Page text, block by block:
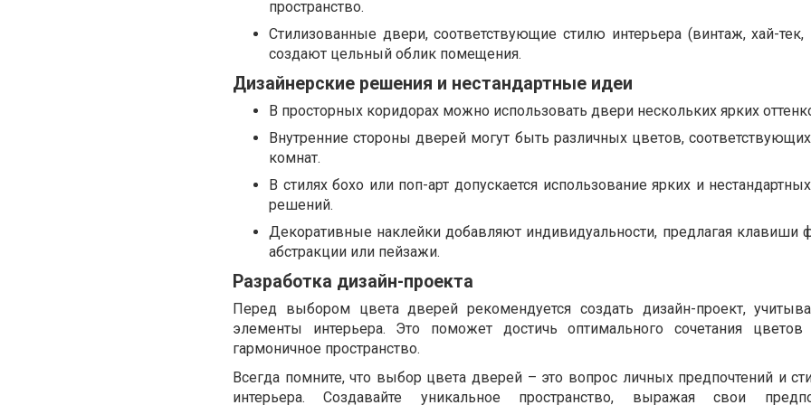
пространство.
Стилизованные двери, соответствующие стилю интерьера (винтаж, хай-тек,
создают цельный облик помещения.
Дизайнерские решения и нестандартные идеи
В просторных коридорах можно использовать двери нескольких ярких
Внутренние стороны дверей могут быть различных цветов,
комнат.
В стилях бохо или поп-арт допускается использование ярких и
решений.
Декоративные наклейки добавляют индивидуальности, предлагая клавиши
абстракции или пейзажи.
Разработка дизайн-проекта
Перед выбором цвета дверей рекомендуется создать дизайн-проект,
элементы интерьера. Это поможет достичь оптимального сочетания цветов
гармоничное пространство.
Всегда помните, что выбор цвета дверей – это вопрос личных предпочтений и
интерьера. Создавайте уникальное пространство, выражая свои